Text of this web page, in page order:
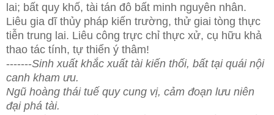
lai; bất quy khố, tài tán đô bất minh nguyên nhân.
Liêu gia dĩ thủy pháp kiến trường, thử giai tòng thực
tiễn trung lai. Liêu công trực chỉ thực xử, cụ hữu khả
thao tác tính, tự thiển ý thâm!
-------Sinh xuất khắc xuất tài kiến thối, bất tại quái nội
canh kham ưu.
Ngũ hoàng thái tuế quy cung vị, cảm đoạn lưu niên
đại phá tài.